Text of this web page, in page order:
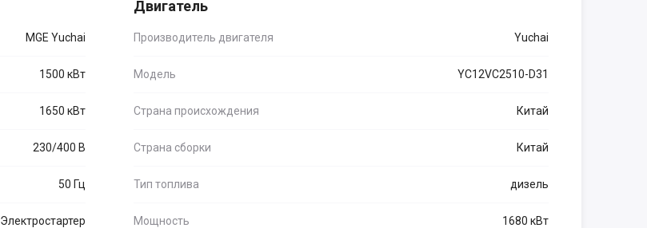
MGE Yuchai
1500 кВт
1650 кВт
230/400 В
50 Гц
Электростартер
Двигатель
Производитель двигателя Yuchai
Модель YC12VC2510-D31
Страна происхождения Китай
Страна сборки Китай
Тип топлива дизель
Мощность 1680 кВт